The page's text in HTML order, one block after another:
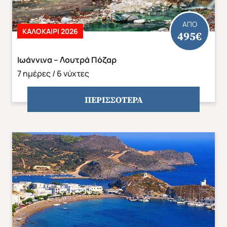
δωμάτιο ανά διανυκτέρευση.
Η σειρά των επισκέψεων μπορεί να διαφοροποιηθεί
χωρίς να παραλείψουμε οτιδήποτε από τα παραπάνω.
*Η πτήση της αναχώρησης 21/10 πραγματοποιείται
με ενδιάμεσο σταθμό την Αθήνα και αναχώρηση
αναχωρήσεις
Οι πτήσεις μας για όλες τις αναχωρήσεις (εκτός
του Οκτωβρίου ) είναι:
Ιωάννινα – Λουτρά Πόζαρ
7 ημέρες / 6 νύχτες
ΑΠΟ
495€
ΚΑΛΟΚΑΊΡΙ 2026
ΠΕΡΙΣΣΟΤΕΡΑ